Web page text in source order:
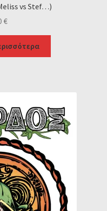
vs Stef…)
€